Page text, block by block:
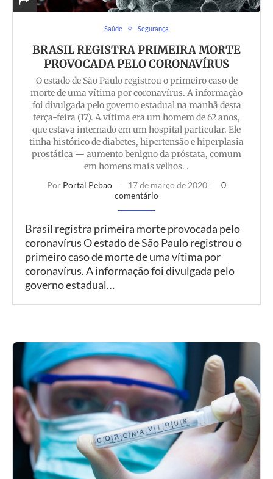
Saúde Segurança
BRASIL REGISTRA PRIMEIRA MORTE
PROVOCADA PELO CORONAVÍRUS
O estado de São Paulo registrou o primeiro caso de
morte de uma vítima por coronavírus. A informação
foi divulgada pelo governo estadual na manhã desta
terça-feira (17). A vítima era um homem de 62 anos,
que estava internado em um hospital particular. Ele
tinha histórico de diabetes, hipertensão e hiperplasia
prostática — aumento benigno da próstata, comum
em homens mais velhos. .
Por Portal Pebao 17 de março de 2020
0
comentário
Brasil registra primeira morte provocada pelo
coronavírus O estado de São Paulo registrou o
primeiro caso de morte de uma vítima por
coronavírus. A informação foi divulgada pelo
governo estadual…